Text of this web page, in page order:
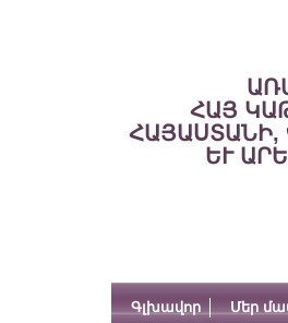
ՀԱՅ
ՀԱՅԱՍՏԱՆԻ,
ԵՒ
Գլխավոր Մեր